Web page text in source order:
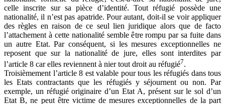
celle inscrite sur sa pièce d’identité. Tout réfugié possède une
nationalité, il n’est pas apatride. Pour autant, doit-il se voir appliquer
des règles en raison de ce seul lien juridique alors que de facto
l’attachement à cette nationalité semble être rompu par sa fuite dans
un autre Etat. Par conséquent, si les mesures exceptionnelles ne
reposent que sur la nationalité de jure, elles sont interdites par
l’article 8 car elles reviennent à nier tout droit au réfugié7.
Troisièmement l’article 8 est valable pour tous les réfugiés dans tous
les Etats contractants que les réfugiés y séjournent ou non. Par
exemple, un réfugié originaire d’un Etat A, présent sur le sol d’un
Etat B, ne peut être victime de mesures exceptionnelles de la part